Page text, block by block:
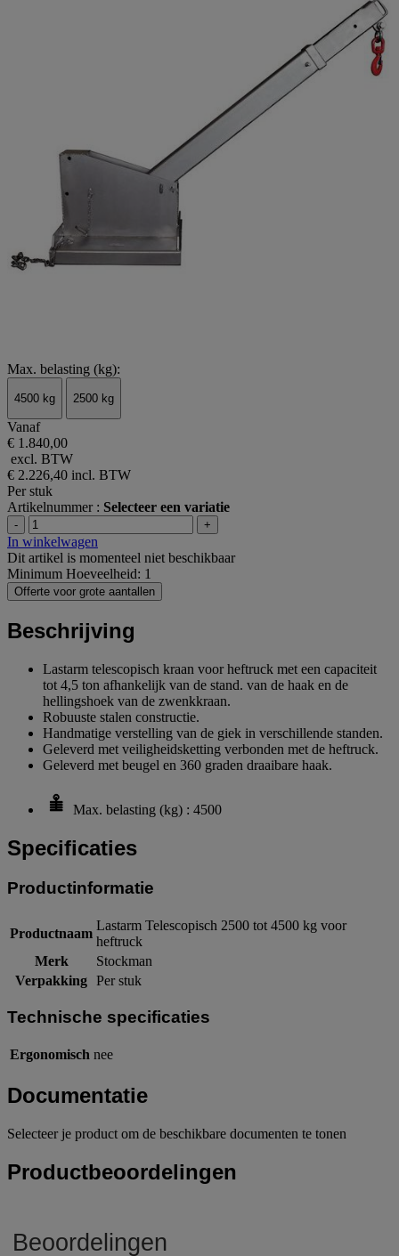
Max. belasting (kg):
4500 kg 2500 kg
Vanaf
€ 1.840,00
excl. BTW
€ 2.226,40 incl. BTW
Per stuk
Artikelnummer : Selecteer een variatie
- +
In winkelwagen
Dit artikel is momenteel niet beschikbaar
Minimum Hoeveelheid: 1
Offerte voor grote aantallen
Beschrijving
Lastarm telescopisch kraan voor heftruck met een capaciteit
tot 4,5 ton afhankelijk van de stand. van de haak en de
hellingshoek van de zwenkkraan.
Robuuste stalen constructie.
Handmatige verstelling van de giek in verschillende standen.
Geleverd met veiligheidsketting verbonden met de heftruck.
Geleverd met beugel en 360 graden draaibare haak.
Max. belasting (kg) : 4500
Specificaties
Productinformatie
Productnaam
Lastarm Telescopisch 2500 tot 4500 kg voor
heftruck
Merk
Stockman
Verpakking Per stuk
Technische specificaties
Ergonomisch nee
Documentatie
Selecteer je product om de beschikbare documenten te tonen
Productbeoordelingen